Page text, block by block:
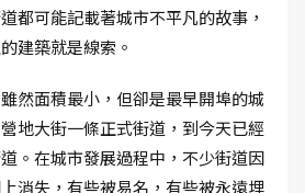
都可能記載著城市不平凡的故事，
建築就是線索。
然面積最小，但卻是最早開埠的城
地大街一條正式街道，到今天已經
。在城市發展過程中，不少街道因
消失，有些被易名，有些被永遠埋